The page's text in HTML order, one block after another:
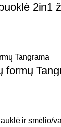
2in1
formų